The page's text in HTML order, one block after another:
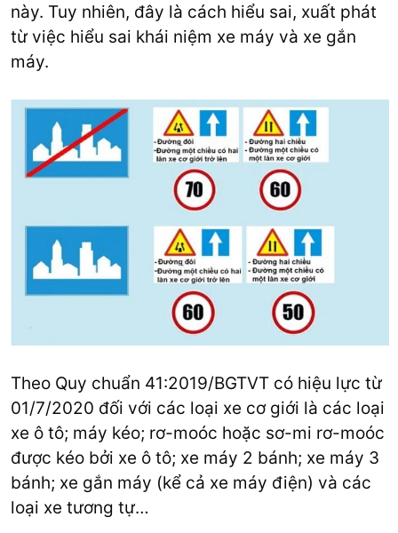
này. Tuy nhiên, đây là cách hiểu sai, xuất phát
từ việc hiểu sai khái niệm xe máy và xe gắn
máy.
Theo Quy chuẩn 41:2019/BGTVT có hiệu lực từ
01/7/2020 đối với các loại xe cơ giới là các loại
xe ô tô; máy kéo; rơ-moóc hoặc sơ-mi rơ-moóc
được kéo bởi xe ô tô; xe máy 2 bánh; xe máy 3
bánh; xe gắn máy (kể cả xe máy điện) và các
loại xe tương tự…